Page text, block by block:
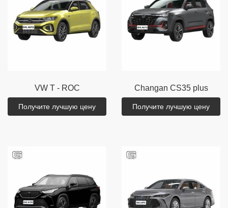
VW T - ROC
Получите лучшую цену
Changan CS35 plus
Получите лучшую цену